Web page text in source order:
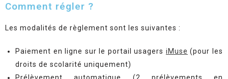
Comment régler ?
Les modalités de règlement sont les suivantes :
Paiement en ligne sur le portail usagers iMuse (pour les
droits de scolarité uniquement)